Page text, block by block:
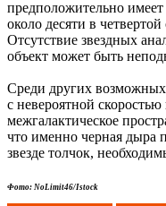
предположительно имеет
около десяти в
Отсутствие звездных
объект может быть
Среди других
с невероятной
межгалактическое
что именно черная дыра
звезде толчок,
Фото: NoLimit46/Istock